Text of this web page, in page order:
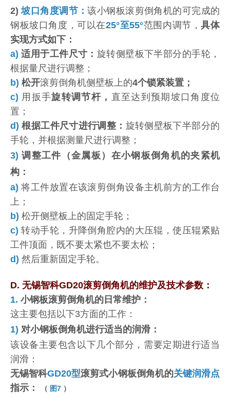
2)坡口角度调节：该小钢板滚剪倒角机的可完成的
钢板坡口角度，可以在25°至55°范围内调节，具体
实现方式如下：
a)适用于工件尺寸： 旋转侧壁板下半部分的手轮，
根据量尺进行调整；
b) 松开滚剪倒角机侧壁板上的4个锁紧装置；
c) 用扳手旋转调节杆， 直至达到预期坡口角度位
置；
d)根据工件尺寸进行调整： 旋转侧壁板下半部分的
手轮，并根据测量尺进行调整；
3)调整工件（金属板）在小钢板倒角机的夹紧机
构：
a)将工件放置在该滚剪倒角设备主机前方的工作台
上；
b) 松开侧壁板上的固定手轮；
c)转动手轮，升降倒角腔内的大压辊，使压辊紧贴
工件顶面，既不要太紧也不要太松；
d) 然后重新固定手轮。
D. 无锡智科GD20滚剪倒角机的维护及技术参数：
1. 小钢板滚剪倒角机的日常维护：
这主要包括以下3方面的工作：
1) 对小钢板倒角机进行适当的润滑：
该设备主要包含以下几个部分，需要定期进行适当
润滑：
无锡智科GD20型滚剪式小钢板倒角机的关键润滑点
指示：
（ 图7 ）